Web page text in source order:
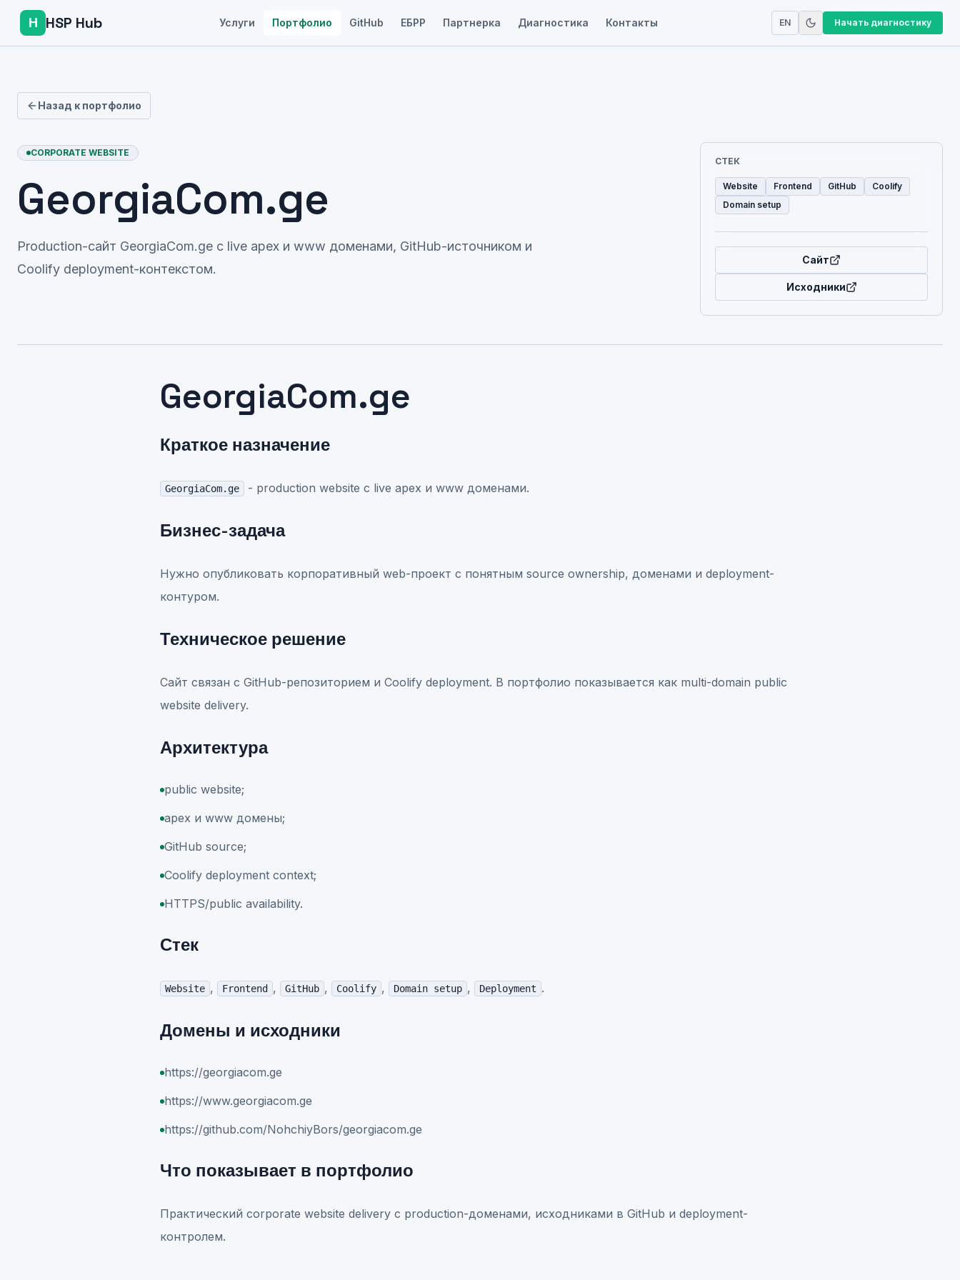
H HSP Hub Услуги Портфолио GitHub ЕБРР Партнерка Диагностика Контакты EN Начать диагностику
Назад к портфолио
CORPORATE WEBSITE
GeorgiaCom.ge
Production-сайт GeorgiaCom.ge с live apex и www доменами, GitHub-источником и
Coolify deployment-контекстом.
СТЕК
Website Frontend GitHub
Coolify
Domain setup
Сайт
Исходники
GeorgiaCom.ge
Краткое назначение
GeorgiaCom.ge - production website с live apex и www доменами.
Бизнес-задача
Нужно опубликовать корпоративный web-проект с понятным source ownership, доменами и deployment-
контуром.
Техническое решение
Сайт связан с GitHub-репозиторием и Coolify deployment. В портфолио показывается как multi-domain public
website delivery.
Архитектура
public website;
apex и www домены;
GitHub source;
Coolify deployment context;
HTTPS/public availability.
Стек
Website , Frontend , GitHub , Coolify , Domain setup , Deployment .
Домены и исходники
https://georgiacom.ge
https://www.georgiacom.ge
https://github.com/NohchiyBors/georgiacom.ge
Что показывает в портфолио
Практический corporate website delivery с production-доменами, исходниками в GitHub и deployment-
контролем.